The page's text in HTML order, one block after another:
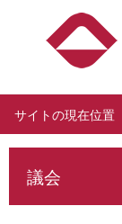
サイトの現在位置
議会